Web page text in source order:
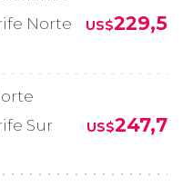
Norte
US$229,5
Sur
US$247,7